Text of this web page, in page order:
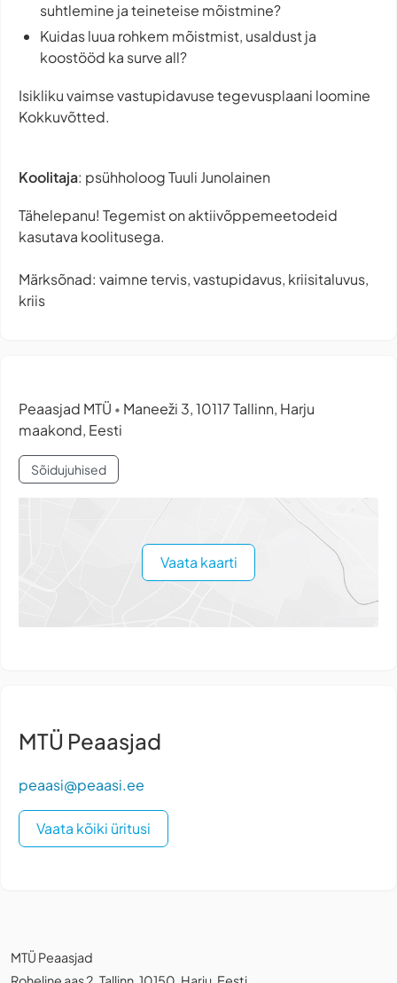
suhtlemine ja teineteise mõistmine?
Kuidas luua rohkem mõistmist, usaldust ja
koostööd ka surve all?
Isikliku vaimse vastupidavuse tegevusplaani loomine
Kokkuvõtted.
Koolitaja: psühholoog Tuuli Junolainen
Tähelepanu! Tegemist on aktiivõppemeetodeid
kasutava koolitusega.
Märksõnad: vaimne tervis, vastupidavus, kriisitaluvus,
kriis
Peaasjad MTÜ • Maneeži 3, 10117 Tallinn, Harju
maakond, Eesti
Sõidujuhised
Vaata kaarti
MTÜ Peaasjad
peaasi@peaasi.ee
Vaata kõiki üritusi
MTÜ Peaasjad